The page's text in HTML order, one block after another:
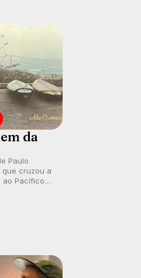
da
Paulo
que cruzou a
ao Pacífico
tornou um